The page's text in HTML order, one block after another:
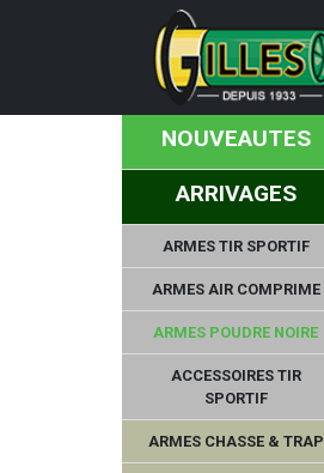
NOUVEAUTES
ARRIVAGES
ARMES TIR SPORTIF
ARMES AIR COMPRIME
ARMES POUDRE NOIRE
ACCESSOIRES TIR
SPORTIF
ARMES CHASSE & TRAP